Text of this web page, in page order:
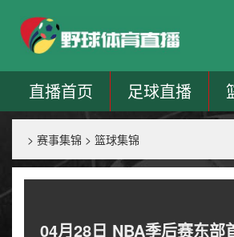
直播首页 足球直播
> 赛事集锦 > 篮球集锦
04月28日 NBA季后赛东